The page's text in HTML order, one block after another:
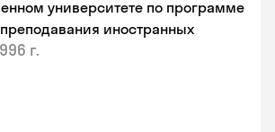
университете по программе
иностранных
г.